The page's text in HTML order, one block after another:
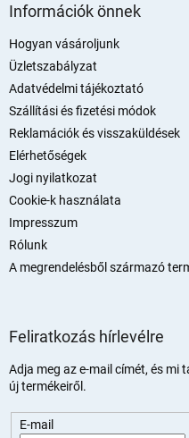
Információk önnek
Hogyan vásároljunk
Üzletszabályzat
Adatvédelmi tájékoztató
Szállítási és fizetési módok
Reklamációk és visszaküldések
Elérhetőségek
Jogi nyilatkozat
Cookie-k használata
Impresszum
Rólunk
A megrendelésből származó
Feliratkozás hírlevélre
Adja meg az e-mail címét, és
új termékeiről.
E-mail